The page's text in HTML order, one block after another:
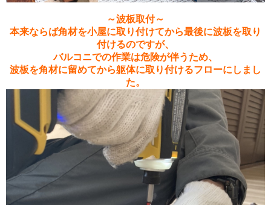
～波板取付～
本来ならば角材を小屋に取り付けてから最後に波板を取り
付けるのですが、
バルコニでの作業は危険が伴うため、
波板を角材に留めてから躯体に取り付けるフローにしまし
た。